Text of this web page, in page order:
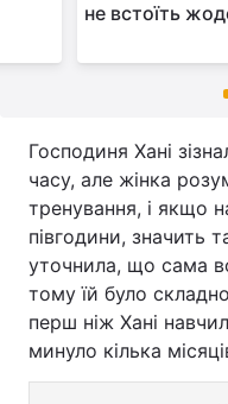
не встоїть
Господиня Хані
часу, але жінка
тренування, і якщо
півгодини, значить
уточнила, що сама
тому їй було
перш ніж Хані
минуло кілька